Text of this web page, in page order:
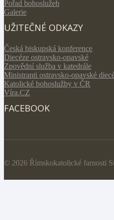
Pořad bohoslužeb
Galerie
UŽITEČNÉ ODKAZY
Česká biskupská konference
Diecéze ostravsko-opavské
Zpovědní služba v katedrále
Ministranti ostravsko-opavské
Katolické bohoslužby v ČR
Víra.CZ
FACEBOOK
© 2026 Římskokatolické farnosti